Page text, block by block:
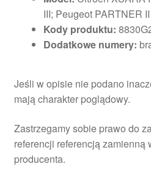
III; Peugeot PARTNER
Kody produktu:
Dodatkowe numery:
Jeśli w opisie nie podano
mają charakter poglądowy.
Zastrzegamy sobie prawo do
referencji referencją zamienną
producenta.